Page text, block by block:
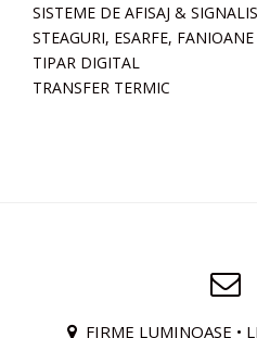
SISTEME DE AFISAJ &
STEAGURI, ESARFE, FANIOANE
TIPAR DIGITAL
TRANSFER TERMIC
FIRME LUMINOASE •